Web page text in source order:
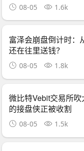
08-05 1.6k
富泽会崩盘倒计时：
还在往里送钱？
08-05 1.8k
微比特Vebit交易所
的接盘侠正被收割
08-05 1.5k